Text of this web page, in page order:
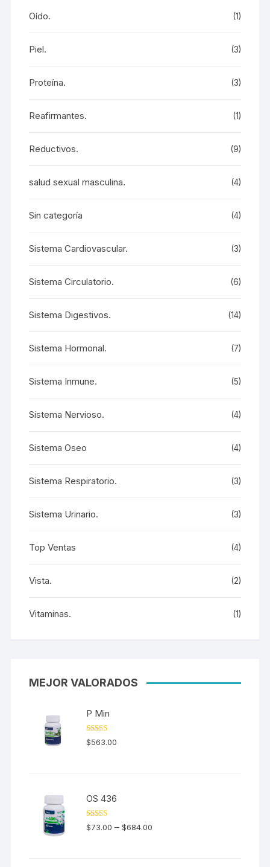
Oído. (1)
Piel. (3)
Proteína. (3)
Reafirmantes. (1)
Reductivos. (9)
salud sexual masculina. (4)
Sin categoría (4)
Sistema Cardiovascular. (3)
Sistema Circulatorio. (6)
Sistema Digestivos. (14)
Sistema Hormonal. (7)
Sistema Inmune. (5)
Sistema Nervioso. (4)
Sistema Oseo (4)
Sistema Respiratorio. (3)
Sistema Urinario. (3)
Top Ventas (4)
Vista. (2)
Vitaminas. (1)
MEJOR VALORADOS
P Min
Valorado en
5.00de 5
$563.00
OS 436
Valorado en
5.00de 5
$73.00 –$684.00